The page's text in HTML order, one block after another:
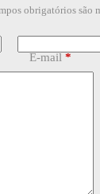
obrigatórios são
E-mail *